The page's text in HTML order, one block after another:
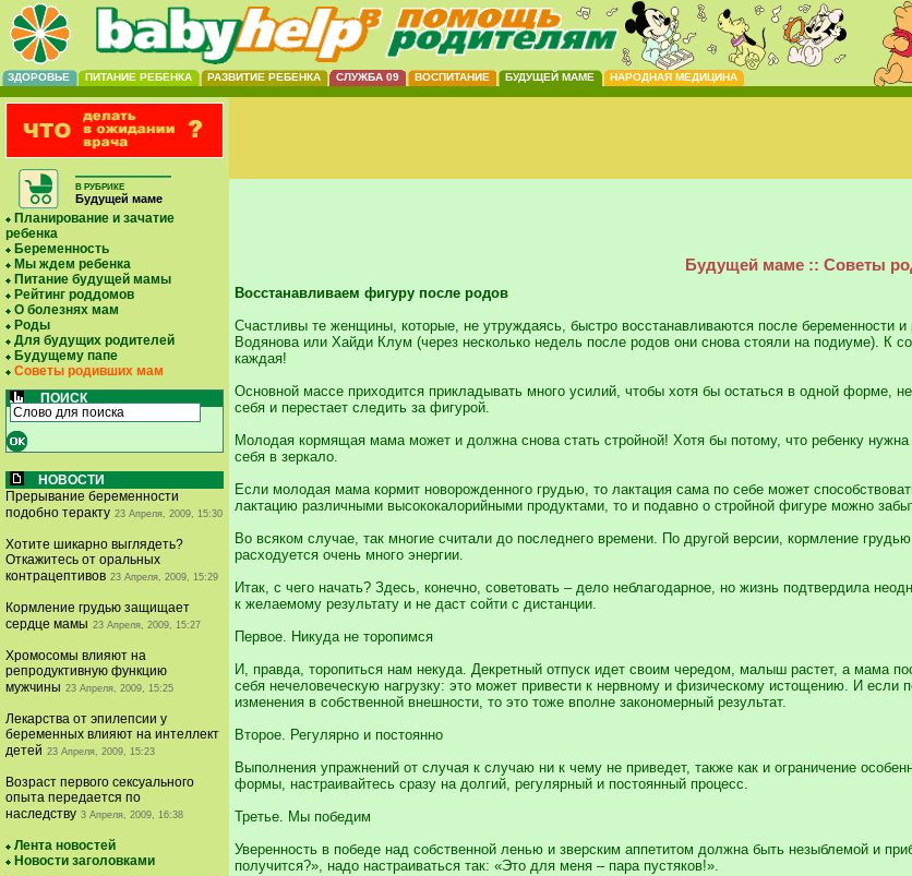
ЗДОРОВЬЕ ПИТАНИЕ РЕБЕНКА РАЗВИТИЕ РЕБЕНКА СЛУЖБА 09 ВОСПИТАНИЕ БУДУЩЕЙ МАМЕ НАРОДНАЯ МЕДИЦИНА
В РУБРИКЕ
Будущей маме
Планирование и зачатие
ребенка
Беременность
Мы ждем ребенка
Питание будущей мамы
Рейтинг роддомов
О болезнях мам
Роды
Для будущих родителей
Будущему папе
Советы родивших мам
ПОИСК
НОВОСТИ
Прерывание беременности
подобно теракту 23 Апреля, 2009, 15:30
Хотите шикарно выглядеть?
Откажитесь от оральных
контрацептивов 23 Апреля, 2009, 15:29
Кормление грудью защищает
сердце мамы 23 Апреля, 2009, 15:27
Хромосомы влияют на
репродуктивную функцию
мужчины 23 Апреля, 2009, 15:25
Лекарства от эпилепсии у
беременных влияют на интеллект
детей 23 Апреля, 2009, 15:23
Возраст первого сексуального
опыта передается по
наследству 3 Апреля, 2009, 16:38
Лента новостей
Новости заголовками
Будущей маме :: Советы
Восстанавливаем фигуру после родов
Счастливы те женщины, которые, не утруждаясь, быстро восстанавливаются после беременности
Водянова или Хайди Клум (через несколько недель после родов они снова стояли на подиуме).
каждая!
Основной массе приходится прикладывать много усилий, чтобы хотя бы остаться в одной форме,
себя и перестает следить за фигурой.
Молодая кормящая мама может и должна снова стать стройной! Хотя бы потому, что ребенку
себя в зеркало.
Если молодая мама кормит новорожденного грудью, то лактация сама по себе может
лактацию различными высококалорийными продуктами, то и подавно о стройной фигуре можно
Во всяком случае, так многие считали до последнего времени. По другой версии, кормление
расходуется очень много энергии.
Итак, с чего начать? Здесь, конечно, советовать – дело неблагодарное, но жизнь подтвердила
к желаемому результату и не даст сойти с дистанции.
Первое. Никуда не торопимся
И, правда, торопиться нам некуда. Декретный отпуск идет своим чередом, малыш растет, а мама
себя нечеловеческую нагрузку: это может привести к нервному и физическому истощению. И если
изменения в собственной внешности, то это тоже вполне закономерный результат.
Второе. Регулярно и постоянно
Выполнения упражнений от случая к случаю ни к чему не приведет, также как и ограничение
формы, настраивайтесь сразу на долгий, регулярный и постоянный процесс.
Третье. Мы победим
Уверенность в победе над собственной ленью и зверским аппетитом должна быть незыблемой и
получится?», надо настраиваться так: «Это для меня – пара пустяков!».